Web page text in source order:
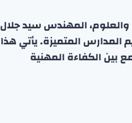
والعلوم، المهندس سيد جلال
المدارس المتميزة. يأتي هذا
بين الكفاءة المهنية